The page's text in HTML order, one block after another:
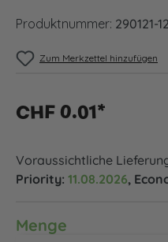
Produktnummer: 290121-12
Zum Merkzettel hinzufügen
CHF 0.01*
Voraussichtliche
Priority: 11.08.2026,
Menge